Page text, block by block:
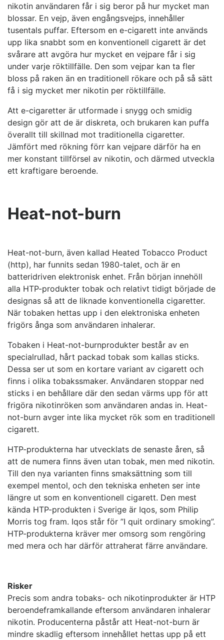
nikotin användaren får i sig beror på hur mycket man
blossar. En vejp, även engångsvejps, innehåller
tusentals puffar. Eftersom en e-cigarett inte används
upp lika snabbt som en konventionell cigarett är det
svårare att avgöra hur mycket en vejpare får i sig
under varje röktillfälle. Den som vejpar kan ta fler
bloss på raken än en traditionell rökare och på så sätt
få i sig mycket mer nikotin per röktillfälle.
Att e-cigaretter är utformade i snygg och smidig
design gör att de är diskreta, och brukaren kan puffa
överallt till skillnad mot traditionella cigaretter.
Jämfört med rökning förr kan vejpare därför ha en
mer konstant tillförsel av nikotin, och därmed utveckla
ett kraftigare beroende.
Heat-not-burn
Heat-not-burn, även kallad Heated Tobacco Product
(http), har funnits sedan 1980-talet, och är en
batteridriven elektronisk enhet. Från början innehöll
alla HTP-produkter tobak och relativt tidigt började de
designas så att de liknade konventionella cigaretter.
När tobaken hettas upp i den elektroniska enheten
frigörs ånga som användaren inhalerar.
Tobaken i Heat-not-burnprodukter består av en
specialrullad, hårt packad tobak som kallas sticks.
Dessa ser ut som en kortare variant av cigarett och
finns i olika tobakssmaker. Användaren stoppar ned
sticks i en behållare där den sedan värms upp för att
frigöra nikotinröken som användaren andas in. Heat-
not-burn avger inte lika mycket rök som en traditionell
cigarett.
HTP-produkterna har utvecklats de senaste åren, så
att de numera finns även utan tobak, men med nikotin.
Till den nya varianten finns smaksättning som till
exempel mentol, och den tekniska enheten ser inte
längre ut som en konventionell cigarett. Den mest
kända HTP-produkten i Sverige är Iqos, som Philip
Morris tog fram. Iqos står för ”I quit ordinary smoking”.
HTP-produkterna kräver mer omsorg som rengöring
med mera och har därför attraherat färre användare.
Risker
Precis som andra tobaks- och nikotinprodukter är HTP
beroendeframkallande eftersom användaren inhalerar
nikotin. Producenterna påstår att Heat-not-burn är
mindre skadlig eftersom innehållet hettas upp på ett